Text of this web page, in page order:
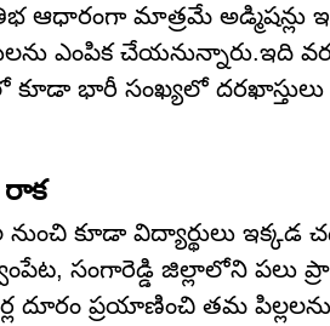
ఆధారంగా మాత్రమే అడ్మిషన్లు
ఎంపిక చేయనున్నారు.ఇది
కూడా భారీ సంఖ్యలో
రాక
కూడా విద్యార్థులు ఇక్కడ
సంగారెడ్డి జిల్లాలోని పలు
దూరం ప్రయాణించి తమ పిల్లలను